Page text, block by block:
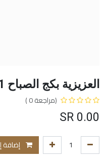
العزيزية بكج الصباح 01
(مراجعة 0 )
0.00
إضافة